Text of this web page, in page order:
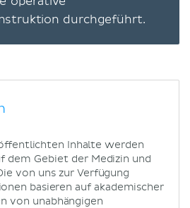
durchgeführt.
Inhalte werden
dem Gebiet der Medizin und
von uns zur Verfügung
basieren auf akademischer
von unabhängigen